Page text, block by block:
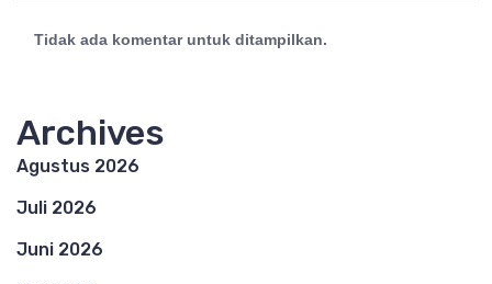
Tidak ada komentar untuk ditampilkan.
Archives
Agustus 2026
Juli 2026
Juni 2026